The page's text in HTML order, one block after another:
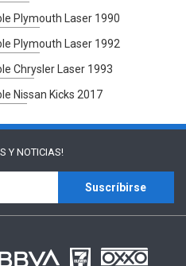
Plymouth Laser 1990
Plymouth Laser 1992
Chrysler Laser 1993
Nissan Kicks 2017
Y NOTICIAS!
Suscríbirse